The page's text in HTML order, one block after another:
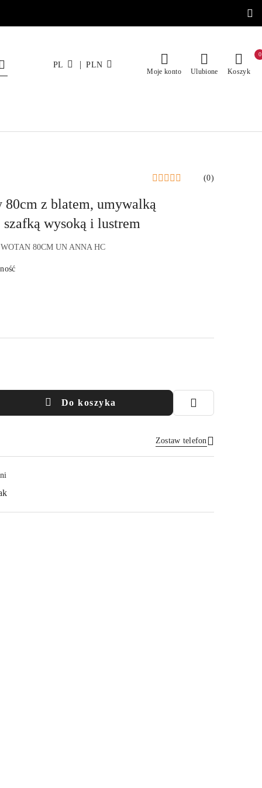
PL | PLN
Moje konto Ulubione Koszyk
0
(0)
80cm z blatem, umywalką
wysoką i lustrem
80CM UN ANNA HC
Do koszyka
Zostaw telefon
Wyślij